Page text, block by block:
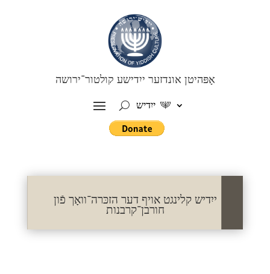
אָפּהיטן אונדזער ייִדישע קולטור־ירושה
ייִדיש
ייִדיש קלינגט אויף דער הזכּרה־וואָך פֿון
חורבן־קרבנות